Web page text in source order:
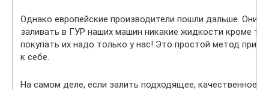
Однако европейские производители пошли дальше. Они
заливать в ГУР наших машин никакие жидкости кроме
покупать их надо только у нас! Это простой метод
к себе.
На самом деле, если залить подходящее, качественное,